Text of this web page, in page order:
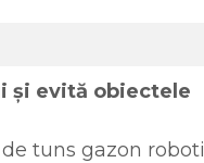
și evită obiectele
tuns gazon